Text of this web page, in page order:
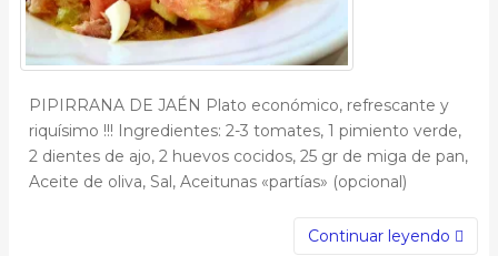
PIPIRRANA DE JAÉN Plato económico, refrescante y
riquísimo !!! Ingredientes: 2-3 tomates, 1 pimiento verde,
2 dientes de ajo, 2 huevos cocidos, 25 gr de miga de pan,
Aceite de oliva, Sal, Aceitunas «partías» (opcional)
Continuar leyendo